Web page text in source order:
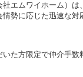
エムワイホーム）は
勢に応じた迅速な対
いた方限定で仲介手数